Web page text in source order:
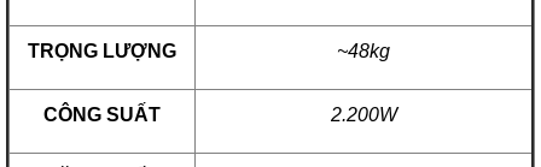
TRỌNG LƯỢNG ~48kg
CÔNG SUẤT 2.200W